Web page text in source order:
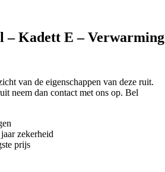
– Kadett E – Verwarming
van de eigenschappen van deze ruit.
neem dan contact met ons op. Bel
zekerheid
prijs